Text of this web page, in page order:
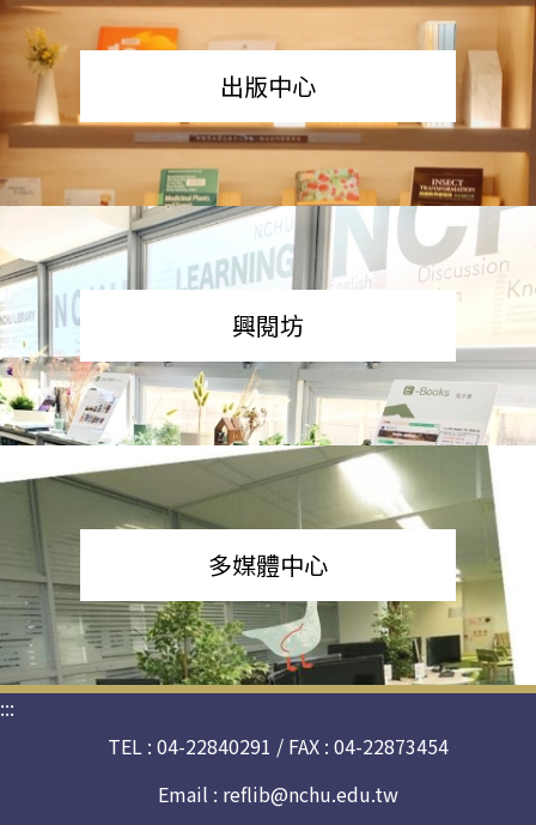
出版中心
興閱坊
多媒體中心
:::
TEL : 04-22840291 / FAX : 04-22873454
Email : reflib@nchu.edu.tw